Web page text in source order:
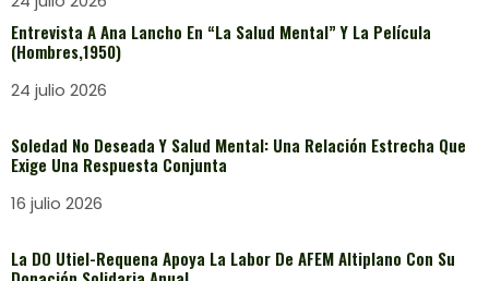
Entrevista A Ana Lancho En “La Salud Mental” Y La Película
(Hombres,1950)
24 julio 2026
Soledad No Deseada Y Salud Mental: Una Relación Estrecha Que
Exige Una Respuesta Conjunta
16 julio 2026
La DO Utiel-Requena Apoya La Labor De AFEM Altiplano Con Su